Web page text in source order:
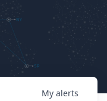
My alerts